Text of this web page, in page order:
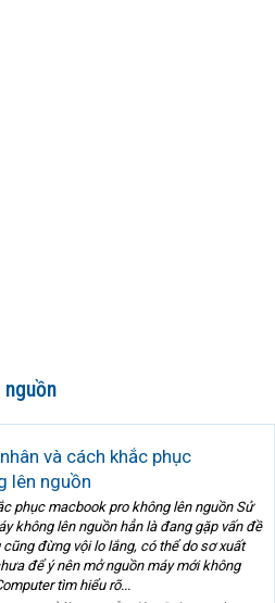
và cách khắc phục
lên nguồn
phục macbook pro không lên nguồn Sử
không lên nguồn hẳn là đang gặp vấn đề
đừng vội lo lắng, có thể do sơ xuất
để ý nên mở nguồn máy mới không
tìm hiểu rõ...